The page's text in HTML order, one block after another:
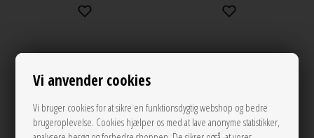
Vi anvender cookies
Vi bruger cookies for at sikre en funktionsdygtig webshop og bedre
brugeroplevelse. Cookies hjælper os med at lave anonyme statistikker,